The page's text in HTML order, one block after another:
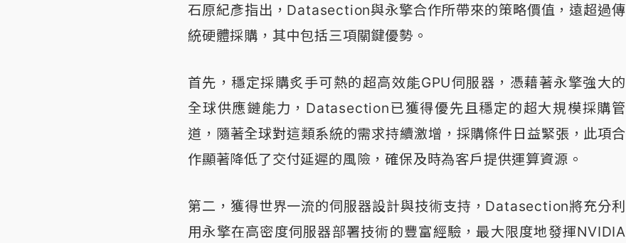
石原紀彥指出，Datasection與永擎合作所帶來的策略價值，遠超過傳
統硬體採購，其中包括三項關鍵優勢。
首先，穩定採購炙手可熱的超高效能GPU伺服器，憑藉著永擎強大的
全球供應鏈能力，Datasection已獲得優先且穩定的超大規模採購管
道，隨著全球對這類系統的需求持續激增，採購條件日益緊張，此項合
作顯著降低了交付延遲的風險，確保及時為客戶提供運算資源。
第二，獲得世界一流的伺服器設計與技術支持，Datasection將充分利
用永擎在高密度伺服器部署技術的豐富經驗，最大限度地發揮NVIDIA